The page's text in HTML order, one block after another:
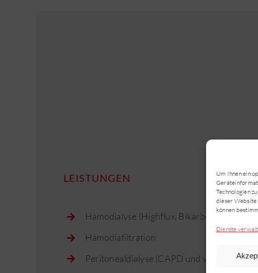
Um Ihnen ein
Technologien
dieser Website
können
Dienste
LEISTUNGEN
Hämodialyse (Highflux, Bikarbonat)
Hämodiafiltration
Peritonealdialyse (CAPD und verwandte